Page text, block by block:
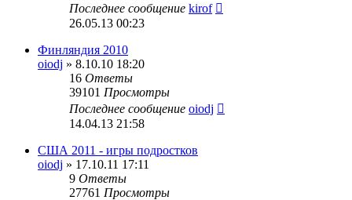
Последнее сообщение kirof
26.05.13 00:23
Финляндия 2010
oiodj » 8.10.10 18:20
16 Ответы
39101 Просмотры
Последнее сообщение oiodj
14.04.13 21:58
США 2011 - игры подростков
oiodj » 17.10.11 17:11
9 Ответы
27761 Просмотры